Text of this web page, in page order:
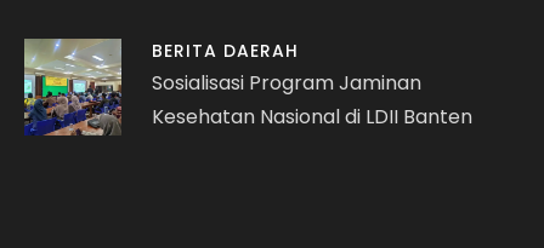
BERITA DAERAH
Sosialisasi Program Jaminan
Kesehatan Nasional di LDII Banten